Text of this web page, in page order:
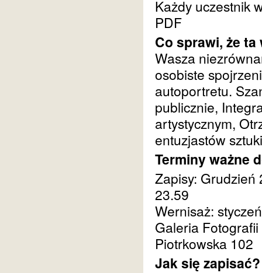
Każdy uczestnik
PDF
Co sprawi, że
Wasza
osobiste
autoportretu.
publicznie,
artystycznym,
entuzjastów
Terminy ważne
Zapisy: Grudzień
23.59
Wernisaż:
Galeria
Piotrkowska 102
Jak się zapisać?